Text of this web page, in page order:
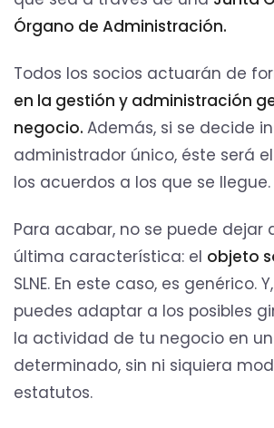
Órgano de Administración.
Todos los socios actuarán de
en la gestión y administración
negocio. Además, si se decide
administrador único, éste será
los acuerdos a los que se llegue.
Para acabar, no se puede dejar
última característica: el objeto
SLNE. En este caso, es genérico.
puedes adaptar a los posibles
la actividad de tu negocio en
determinado, sin ni siquiera
estatutos.